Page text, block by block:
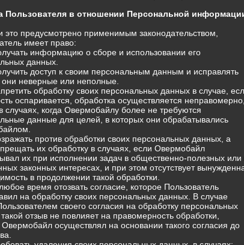
Пользователя в отношении Персональной
это предусмотрено применимым законодательством,
имеет право:
информацию о сборе и использовании его
данных.
доступ к своим персональным данным и исправлять
они неверные или неполные.
обработку своих персональных данных в случае,
оспаривается, обработка осуществляется неправомерно,
случаях, когда Овермобайлу более не требуются
данные для целей, в которых они обрабатывались
против обработки своих персональных данных, а
их обработку в случаях, если Овермобайл
их при исполнении задач в общественно-полезных или
законных интересах, и при этом отсутствует
в продолжении такой обработки.
время отозвать согласие, которое Пользователь
на обработку своих персональных данных. В случае
своего согласия на обработку персональных
отзыв не повлияет на правомерность обработки,
Овермобайл осуществлял на основании такого согласия до